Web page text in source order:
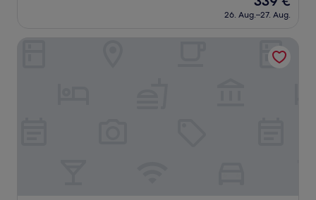
Bewertungen)
Preis
beträgt
26. Aug.–27. Aug.